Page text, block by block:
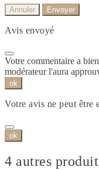
Annuler Envoyer
Avis envoyé
Votre commentaire a
modérateur l'aura
ok
Votre avis ne peut être
ok
4 autres